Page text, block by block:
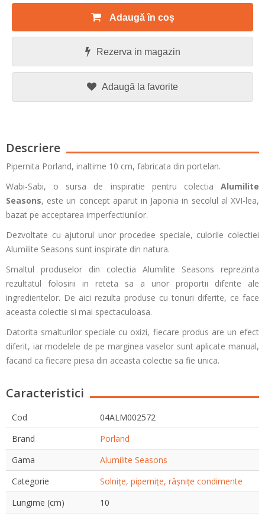
Adaugă în coș
Rezerva in magazin
Adaugă la favorite
Descriere
Pipernita Porland, inaltime 10 cm, fabricata din portelan.
Wabi-Sabi, o sursa de inspiratie pentru colectia Alumilite
Seasons, este un concept aparut in Japonia in secolul al XVI-lea,
bazat pe acceptarea imperfectiunilor.
Dezvoltate cu ajutorul unor procedee speciale, culorile colectiei
Alumilite Seasons sunt inspirate din natura.
Smaltul produselor din colectia Alumilite Seasons reprezinta
rezultatul folosirii in reteta sa a unor proportii diferite ale
ingredientelor. De aici rezulta produse cu tonuri diferite, ce face
aceasta colectie si mai spectaculoasa.
Datorita smalturilor speciale cu oxizi, fiecare produs are un efect
diferit, iar modelele de pe marginea vaselor sunt aplicate manual,
facand ca fiecare piesa din aceasta colectie sa fie unica.
Caracteristici
Cod
04ALM002572
Brand
Porland
Gama
Alumilite Seasons
Categorie
Solnițe, pipernițe, râșnițe condimente
Lungime (cm)
10